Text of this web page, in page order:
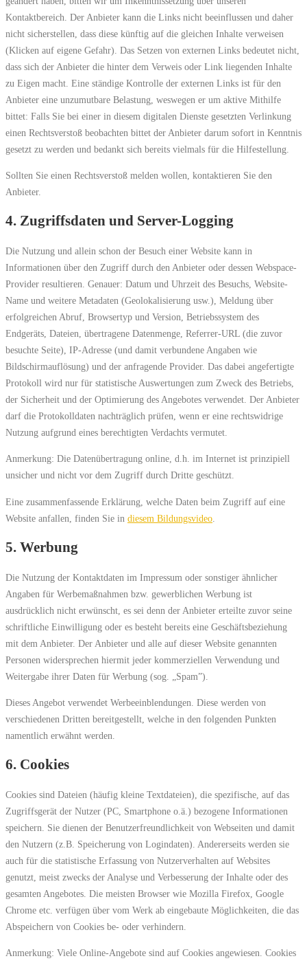
Kontaktbereich. Der Anbieter kann die Links nicht beeinflussen und daher
nicht sicherstellen, dass diese künftig auf die gleichen Inhalte verweisen
(Klicken auf eigene Gefahr). Das Setzen von externen Links bedeutet nicht,
dass sich der Anbieter die hinter dem Verweis oder Link liegenden Inhalte
zu Eigen macht. Eine ständige Kontrolle der externen Links ist für den
Anbieter eine unzumutbare Belastung, weswegen er um aktive Mithilfe
bittet: Falls Sie bei einer in diesem digitalen Dienste gesetzten Verlinkung
einen Rechtsverstoß beobachten bittet der Anbieter darum sofort in Kenntnis
gesetzt zu werden und bedankt sich bereits vielmals für die Hilfestellung.
Sollten Sie einen Rechtsverstoß melden wollen, kontaktieren Sie den
Anbieter.
4. Zugriffsdaten und Server-Logging
Die Nutzung und allein schon der Besuch einer Website kann in
Informationen über den Zugriff durch den Anbieter oder dessen Webspace-
Provider resultieren. Genauer: Datum und Uhrzeit des Besuchs, Website-
Name und weitere Metadaten (Geolokalisierung usw.), Meldung über
erfolgreichen Abruf, Browsertyp und Version, Betriebssystem des
Endgeräts, Dateien, übertragene Datenmenge, Referrer-URL (die zuvor
besuchte Seite), IP-Adresse (und damit verbundene Angaben wie
Bildschirmauflösung) und der anfragende Provider. Das dabei angefertigte
Protokoll wird nur für statistische Auswertungen zum Zweck des Betriebs,
der Sicherheit und der Optimierung des Angebotes verwendet. Der Anbieter
darf die Protokolldaten nachträglich prüfen, wenn er eine rechtswidrige
Nutzung aufgrund eines berechtigten Verdachts vermutet.
Anmerkung: Die Datenübertragung online, d.h. im Internet ist prinzipiell
unsicher und nicht vor dem Zugriff durch Dritte geschützt.
Eine zusammenfassende Erklärung, welche Daten beim Zugriff auf eine
Website anfallen, finden Sie in diesem Bildungsvideo
5. Werbung
Die Nutzung der Kontaktdaten im Impressum oder sonstiger ähnlicher
Angaben für Werbemaßnahmen bzw. gewerblichen Werbung ist
ausdrücklich nicht erwünscht, es sei denn der Anbieter erteilte zuvor seine
schriftliche Einwilligung oder es besteht bereits eine Geschäftsbeziehung
mit dem Anbieter. Der Anbieter und alle auf dieser Website genannten
Personen widersprechen hiermit jeder kommerziellen Verwendung und
Weitergabe ihrer Daten für Werbung (sog. „Spam”).
Dieses Angebot verwendet Werbeeinblendungen. Diese werden von
verschiedenen Dritten bereitgestellt, welche in den folgenden Punkten
namentlich erwähnt werden.
6. Cookies
Cookies sind Dateien (häufig kleine Textdateien), die spezifische, auf das
Zugriffsgerät der Nutzer (PC, Smartphone o.ä.) bezogene Informationen
speichern. Sie dienen der Benutzerfreundlichkeit von Webseiten und damit
den Nutzern (z.B. Speicherung von Logindaten). Andererseits werden sie
auch für die statistische Erfassung von Nutzerverhalten auf Websites
genutzt, meist zwecks der Analyse und Verbesserung der Inhalte oder des
gesamten Angebotes. Die meisten Browser wie Mozilla Firefox, Google
Chrome etc. verfügen über vom Werk ab eingebaute Möglichkeiten, die das
Abspeichern von Cookies be- oder verhindern.
Anmerkung: Viele Online-Angebote sind auf Cookies angewiesen. Cookies